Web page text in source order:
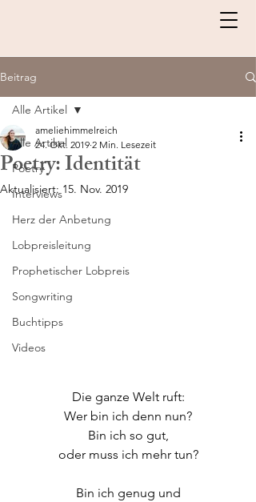
Beitrag
Alle Artikel
Poetry
Interviews
Herz der Anbetung
Lobpreisleitung
Prophetischer Lobpreis
Songwriting
Buchtipps
Videos
Alle Artikel
Poetry: Identität
ameliehimmelreich
24. Okt. 2019 2 Min. Lesezeit
Aktualisiert: 15. Nov. 2019
Die ganze Welt ruft:
Wer bin ich denn nun?
Bin ich so gut,
oder muss ich mehr tun?
Bin ich genug und